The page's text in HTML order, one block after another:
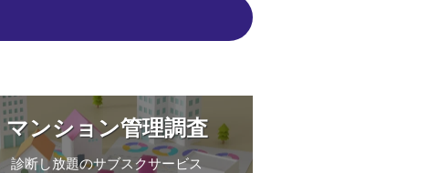
マンション管理調査
診断し放題のサブスクサービス